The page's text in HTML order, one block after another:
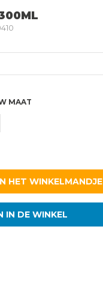
MAAT
HET WINKELMANDJE
IN DE WINKEL